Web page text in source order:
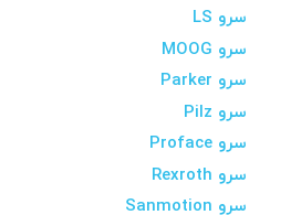
سرو LS
سرو MOOG
سرو Parker
سرو Pilz
سرو Proface
سرو Rexroth
سرو Sanmotion